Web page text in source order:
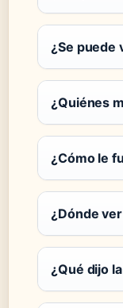
¿Se puede
¿Quiénes
¿Cómo le
¿Dónde
¿Qué dijo